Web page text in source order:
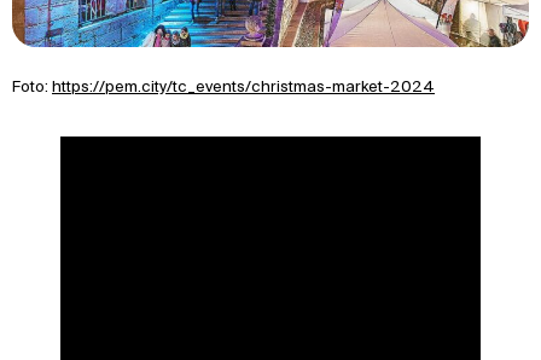
Foto: https://pem.city/tc_events/christmas-market-2024